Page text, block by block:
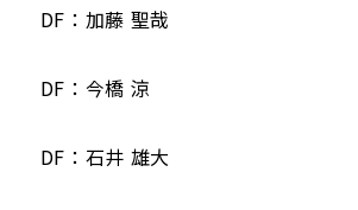
DF：加藤 聖哉
DF：今橋 涼
DF：石井 雄大